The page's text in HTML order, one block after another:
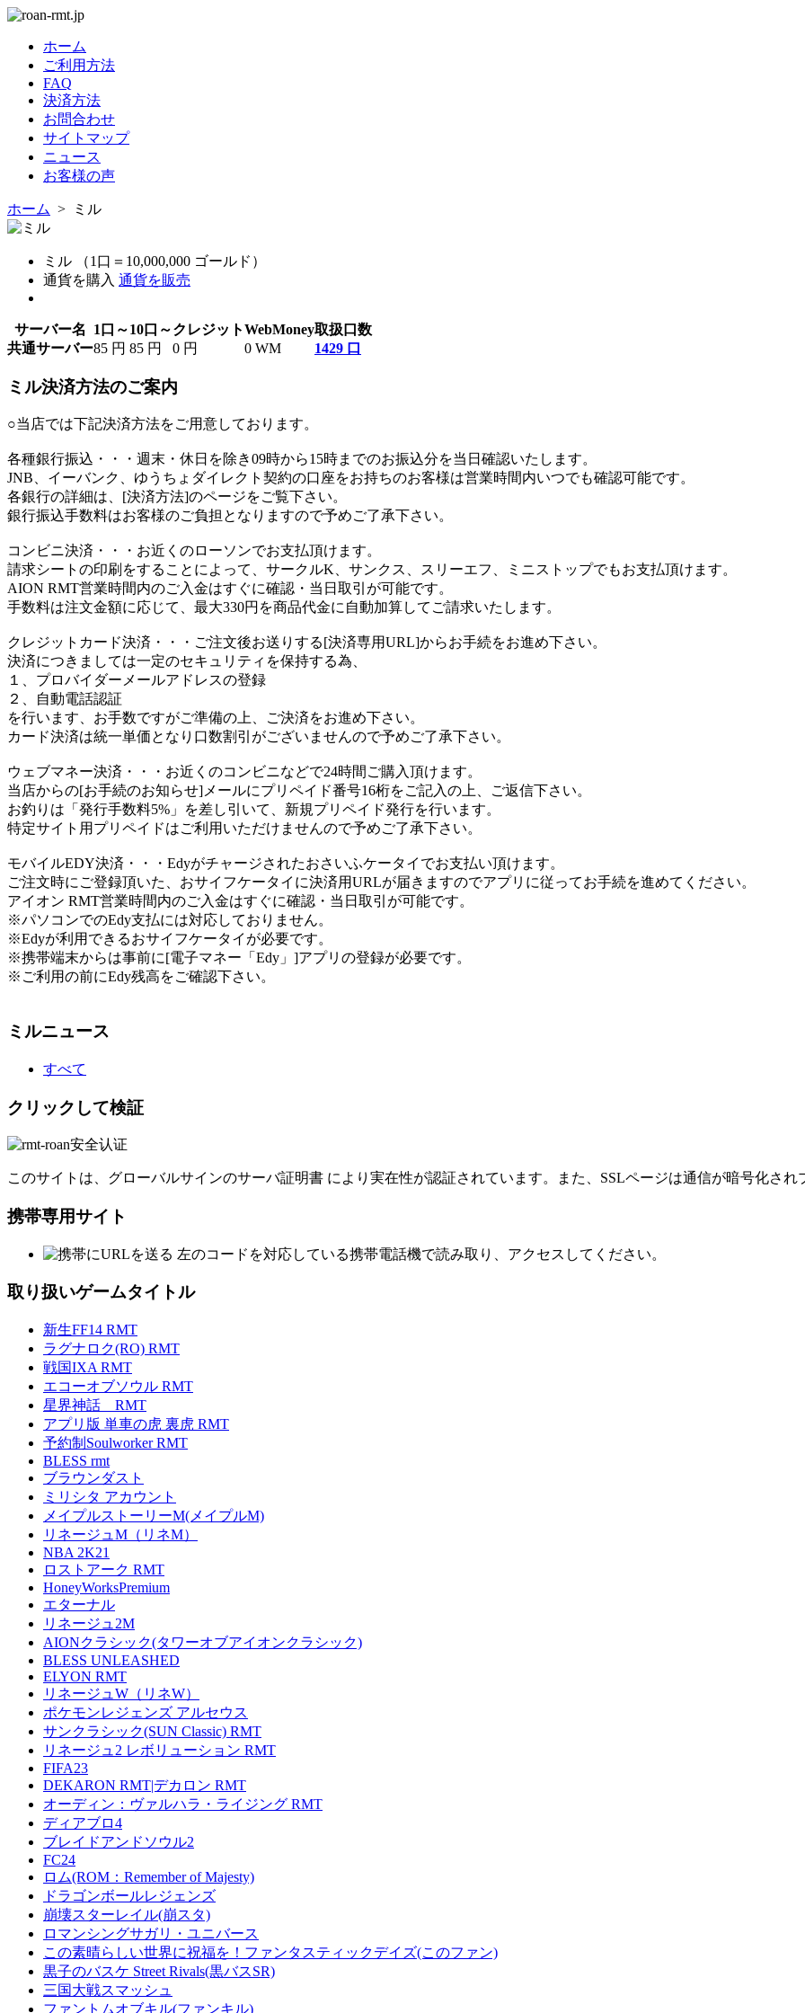
ホーム
ご利用方法
FAQ
決済方法
お問合わせ
サイトマップ
ニュース
お客様の声
ホーム > ミル
ミル （1口＝10,000,000 ゴールド）
通貨を購入 通貨を販売
サーバー名 1口～10口～クレジットWebMoney取扱口数
共通サーバー85 円 85 円 0 円 0 WM 1429 口
ミル決済方法のご案内
○当店では下記決済方法をご用意しております。
各種銀行振込 ・・・週末・休日を除き09時から15時までのお振込分を当日確認いたします。
JNB、イーバンク、ゆうちょダイレクト契約の口座をお持ちのお客様は営業時間内いつでも確認可能です。
各銀行の詳細は、[決済方法]のページをご覧下さい。
銀行振込手数料はお客様のご負担となりますので予めご了承下さい。
コンビニ決済 ・・・お近くのローソンでお支払頂けます。
請求シートの印刷をすることによって、サークルK、サンクス、スリーエフ、ミニストップでもお支払頂けます。
AION RMT営業時間内のご入金はすぐに確認・当日取引が可能です。
手数料は注文金額に応じて、最大330円を商品代金に自動加算してご請求いたします。
クレジットカード決済 ・・・ご注文後お送りする[決済専用URL]からお手続をお進め下さい。
決済につきましては一定のセキュリティを保持する為、
１、プロバイダーメールアドレスの登録
２、自動電話認証
を行います、お手数ですがご準備の上、ご決済をお進め下さい。
カード決済は統一単価となり口数割引がございませんので予めご了承下さい。
ウェブマネー決済 ・・・お近くのコンビニなどで24時間ご購入頂けます。
当店からの[お手続のお知らせ]メールにプリペイド番号16桁をご記入の上、ご返信下さい。
お釣りは「発行手数料5%」を差し引いて、新規プリペイド発行を行います。
特定サイト用プリペイドはご利用いただけませんので予めご了承下さい。
モバイルEDY決済 ・・・Edyがチャージされたおさいふケータイでお支払い頂けます。
ご注文時にご登録頂いた、おサイフケータイに決済用URLが届きますのでアプリに従ってお手続を進めてください。
アイオン RMT営業時間内のご入金はすぐに確認・当日取引が可能です。
※パソコンでのEdy支払には対応しておりません。
※Edyが利用できるおサイフケータイが必要です。
※携帯端末からは事前に[電子マネー「Edy」]アプリの登録が必要です。
※ご利用の前にEdy残高をご確認下さい。
ミルニュース
すべて
クリックして検証
このサイトは、グローバルサインのサーバ証明書 により実在性が認証されています。また、SSLページは通信が暗号化され
携帯専用サイト
左のコードを対応している携帯電話機で読み取り、アクセスしてください。
取り扱いゲームタイトル
新生FF14 RMT
ラグナロク(RO) RMT
戦国IXA RMT
エコーオブソウル RMT
星界神話 RMT
アプリ版 単車の虎 裏虎 RMT
予約制Soulworker RMT
BLESS rmt
ブラウンダスト
ミリシタ アカウント
メイプルストーリーM(メイプルM)
リネージュM（リネM）
NBA 2K21
ロストアーク RMT
HoneyWorksPremium
エターナル
リネージュ2M
AIONクラシック(タワーオブアイオンクラシック)
BLESS UNLEASHED
ELYON RMT
リネージュW（リネW）
ポケモンレジェンズ アルセウス
サンクラシック(SUN Classic) RMT
リネージュ2 レボリューション RMT
FIFA23
DEKARON RMT|デカロン RMT
オーディン：ヴァルハラ・ライジング RMT
ディアブロ4
ブレイドアンドソウル2
FC24
ロム(ROM：Remember of Majesty)
ドラゴンボールレジェンズ
崩壊スターレイル(崩スタ)
ロマンシングサガリ・ユニバース
この素晴らしい世界に祝福を！ファンタスティックデイズ(このファン)
黒子のバスケ Street Rivals(黒バスSR)
三国大戦スマッシュ
ファントムオブキル(ファンキル)